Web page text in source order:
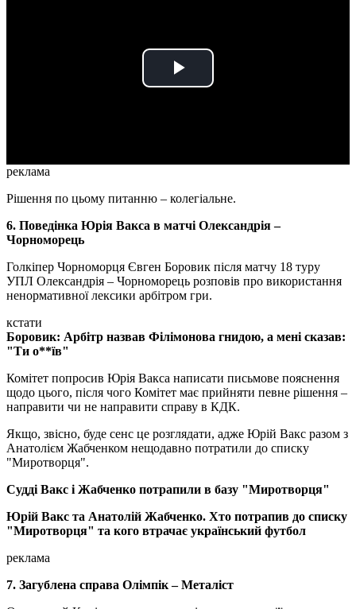
Play
реклама
Рішення по цьому питанню – колегіальне.
6. Поведінка Юрія Вакса в матчі Олександрія –
Чорноморець
Голкіпер Чорноморця Євген Боровик після матчу 18 туру
УПЛ Олександрія – Чорноморець розповів про використання
ненормативної лексики арбітром гри.
кстати
Боровик: Арбітр назвав Філімонова гнидою, а мені сказав:
"Ти о**їв"
Комітет попросив Юрія Вакса написати письмове пояснення
щодо цього, після чого Комітет має прийняти певне рішення –
направити чи не направити справу в КДК.
Якщо, звісно, буде сенс це розглядати, адже Юрій Вакс разом з
Анатолієм Жабченком нещодавно потратили до списку
"Миротворця".
Судді Вакс і Жабченко потрапили в базу "Миротворця"
Юрій Вакс та Анатолій Жабченко. Хто потрапив до списку
"Миротворця" та кого втрачає український футбол
реклама
7. Загублена справа Олімпік – Металіст